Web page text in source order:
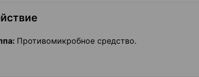
Противомикробное средство.